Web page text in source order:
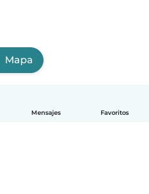
Mensajes Favoritos
Mapa